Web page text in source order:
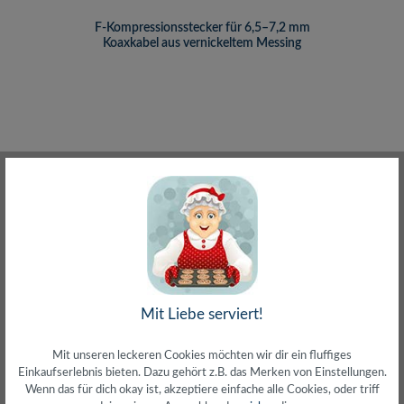
F-Kompressionsstecker für 6,5–7,2 mm
Koaxkabel aus vernickeltem Messing
Regulärer Preis:
0,56 €
inkl. MwSt. zzgl. Versand (gratis ab 50€)
Mit Liebe serviert!
Mit unseren leckeren Cookies möchten wir dir ein fluffiges
Einkaufserlebnis bieten. Dazu gehört z.B. das Merken von Einstellungen.
Wenn das für dich okay ist, akzeptiere einfache alle Cookies, oder triff